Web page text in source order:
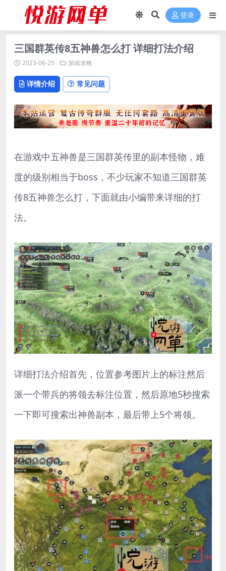
登录
三国群英传8五神兽怎么打 详细打法介绍
2023-06-25 游戏攻略
详情介绍 常见问题
在游戏中五神兽是三国群英传里的副本怪物，难
度的级别相当于boss，不少玩家不知道三国群英
传8五神兽怎么打，下面就由小编带来详细的打
法。
详细打法介绍首先，位置参考图片上的标注然后
派一个带兵的将领去标注位置，然后原地5秒搜索
一下即可搜索出神兽副本，最后带上5个将领。